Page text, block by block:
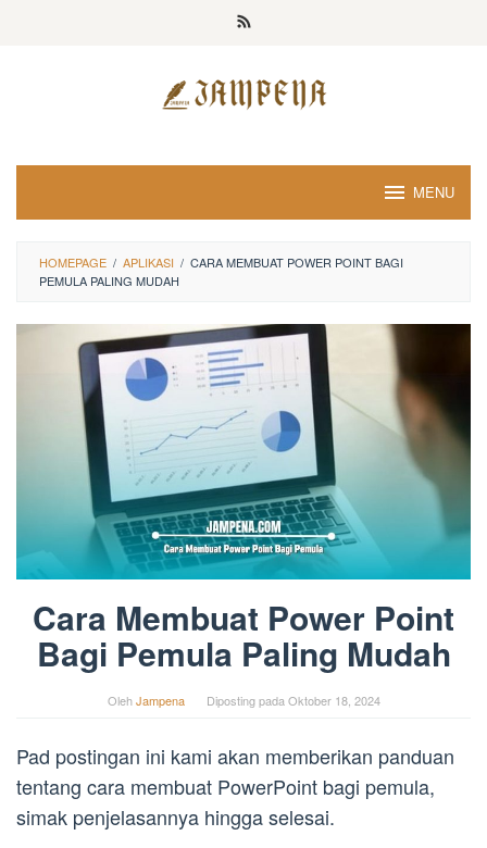
MENU
HOMEPAGE / APLIKASI / CARA MEMBUAT POWER POINT BAGI
PEMULA PALING MUDAH
Cara Membuat Power Point
Bagi Pemula Paling Mudah
OlehJampena Diposting pada Oktober 18, 2024
Pad postingan ini kami akan memberikan panduan
tentang cara membuat PowerPoint bagi pemula,
simak penjelasannya hingga selesai.